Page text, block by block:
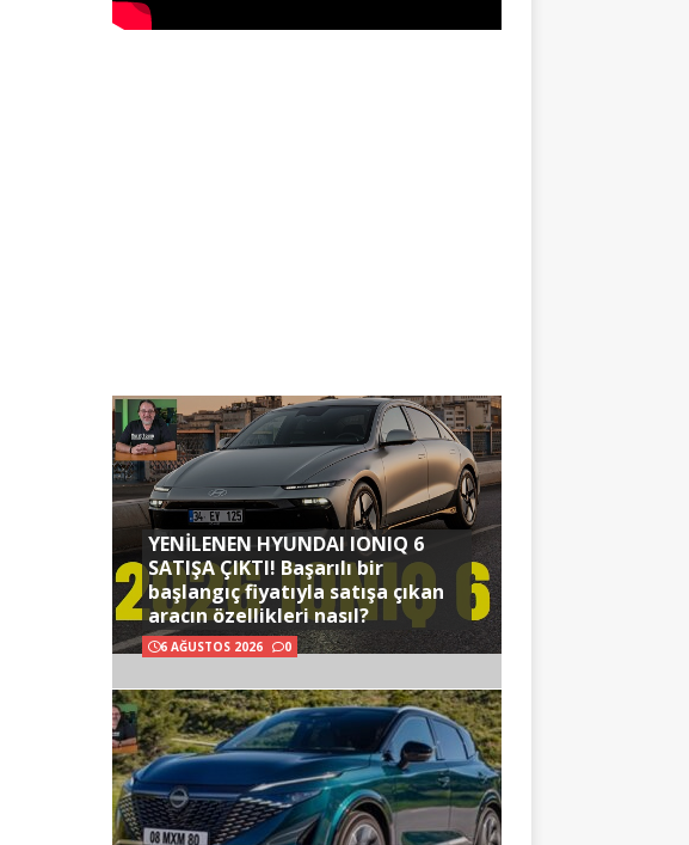
YENİLENEN HYUNDAI IONIQ 6
SATIŞA ÇIKTI! Başarılı bir
başlangıç fiyatıyla satışa çıkan
aracın özellikleri nasıl?
6 AĞUSTOS 2026 0